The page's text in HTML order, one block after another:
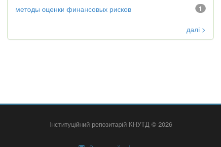
1
методы оценки финансовых рисков
далі >
Інституційний репозитарій КНУТД © 2026